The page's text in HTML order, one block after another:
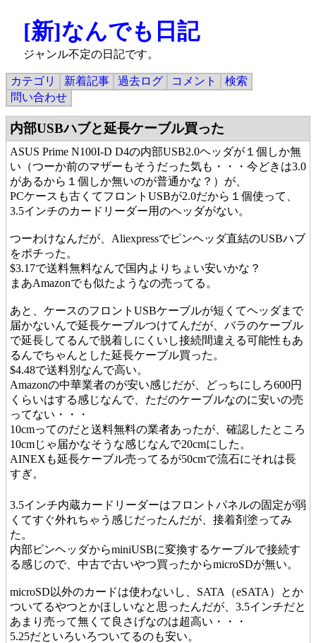
[新]なんでも日記
ジャンル不定の日記です。
カテゴリ 新着記事 過去ログ コメント
検索
問い合わせ
内部USBハブと延長ケーブル買った
ASUS Prime N100I-D D4の内部USB2.0ヘッダが１個しか無
い（つーか前のマザーもそうだった気も・・・今どきは3.0
があるから１個しか無いのが普通かな？）が、
PCケースも古くてフロントUSBが2.0だから１個使って、
3.5インチのカードリーダー用のヘッダがない。
つーわけなんだが、Aliexpressでピンヘッダ直結のUSBハブ
をポチった。
$3.17で送料無料なんで国内よりちょい安いかな？
まあAmazonでも似たようなの売ってる。
あと、ケースのフロントUSBケーブルが短くてヘッダまで
届かないんで延長ケーブルつけてんだが、バラのケーブル
で延長してるんで脱着しにくいし接続間違える可能性もあ
るんでちゃんとした延長ケーブル買った。
$4.48で送料別なんで高い。
Amazonの中華業者のが安い感じだが、どっちにしろ600円
くらいはする感じなんで、ただのケーブルなのに安いの売
ってない・・・
10cmってのだと送料無料の業者あったが、確認したところ
10cmじゃ届かなそうな感じなんで20cmにした。
AINEXも延長ケーブル売ってるが50cmで流石にそれは長
すぎ。
3.5インチ内蔵カードリーダーはフロントパネルの固定が弱
くてすぐ外れちゃう感じだったんだが、接着剤塗ってみ
た。
内部ピンヘッダからminiUSBに変換するケーブルで接続す
る感じので、中古で古いやつ買ったからmicroSDが無い。
microSD以外のカードは使わないし、SATA（eSATA）とか
ついてるやつとかほしいなと思ったんだが、3.5インチだと
あまり売って無くて良さげなのは超高い・・・
5.25だといろいろついてるのも安い。